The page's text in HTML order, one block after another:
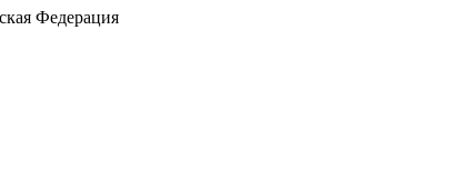
Федерация